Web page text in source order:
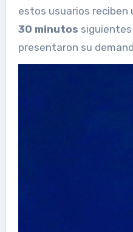
estos usuarios reciben
30 minutos
presentaron su